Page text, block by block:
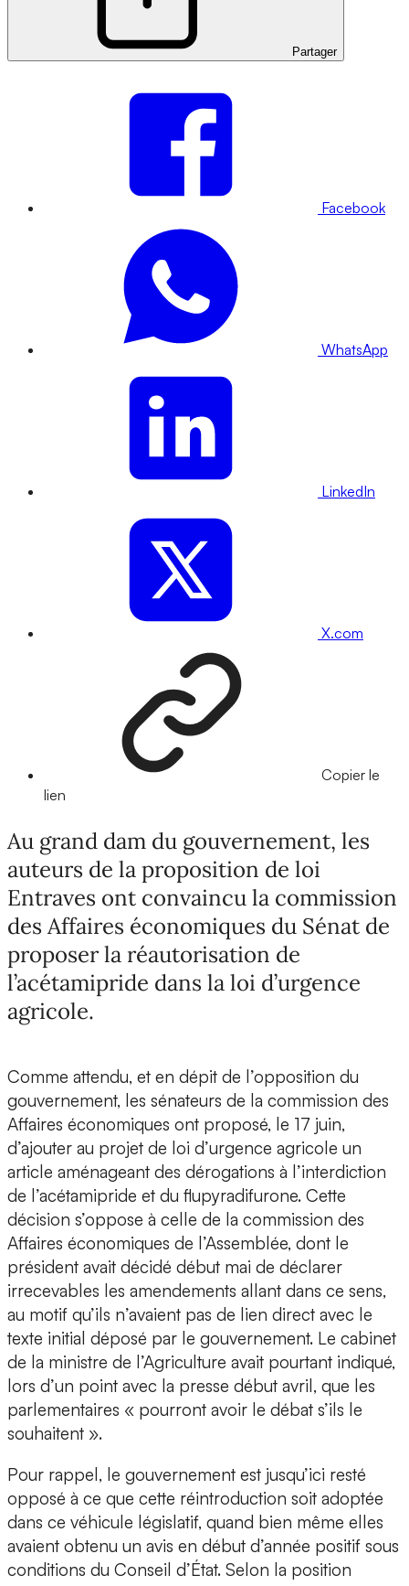
Partager
Facebook
WhatsApp
LinkedIn
X.com
Copier le
lien
Au grand dam du gouvernement, les
auteurs de la proposition de loi
Entraves ont convaincu la commission
des Affaires économiques du Sénat de
proposer la réautorisation de
l’acétamipride dans la loi d’urgence
agricole.
Comme attendu, et en dépit de l’opposition du
gouvernement, les sénateurs de la commission des
Affaires économiques ont proposé, le 17 juin,
d’ajouter au projet de loi d’urgence agricole un
article aménageant des dérogations à l’interdiction
de l’acétamipride et du flupyradifurone. Cette
décision s’oppose à celle de la commission des
Affaires économiques de l’Assemblée, dont le
président avait décidé début mai de déclarer
irrecevables les amendements allant dans ce sens,
au motif qu’ils n’avaient pas de lien direct avec le
texte initial déposé par le gouvernement. Le cabinet
de la ministre de l’Agriculture avait pourtant indiqué,
lors d’un point avec la presse début avril, que les
parlementaires « pourront avoir le débat s’ils le
souhaitent ».
Pour rappel, le gouvernement est jusqu’ici resté
opposé à ce que cette réintroduction soit adoptée
dans ce véhicule législatif, quand bien même elles
avaient obtenu un avis en début d’année positif sous
conditions du Conseil d’État. Selon la position